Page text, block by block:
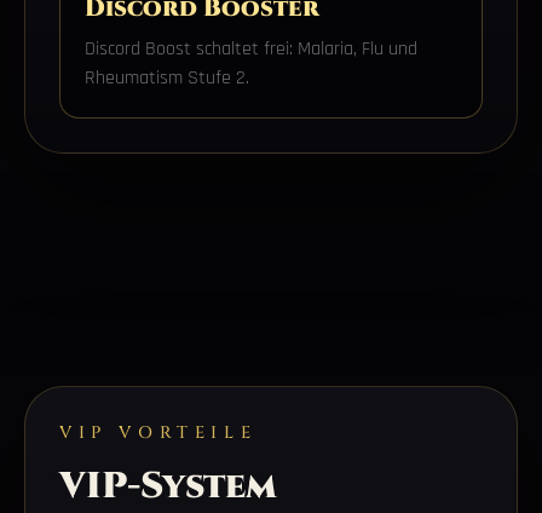
Discord Booster
Discord Boost schaltet frei: Malaria, Flu und
Rheumatism Stufe 2.
VIP VORTEILE
VIP-System